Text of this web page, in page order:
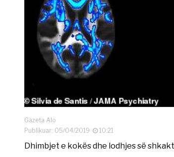
Gazeta Alo
Publikuar: 05/04/2019
10:21
Dhimbjet e kokës dhe lodhjes së